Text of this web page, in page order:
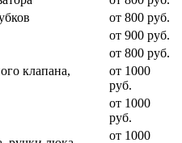
от 800 руб.
от 900 руб.
от 800 руб.
клапана,
от 1000
руб.
от 1000
руб.
от 1000